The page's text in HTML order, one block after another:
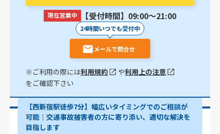
現在営業中 【受付時間】09:00〜21:00
24時間いつでも受付中
メールで問合せ
※ご利用の際には利用規約 や利用上の注意
をご確認下さい
【西新宿駅徒歩7分】幅広いタイミングでのご相談が
可能｜交通事故被害者の方に寄り添い、適切な解決を
目指します